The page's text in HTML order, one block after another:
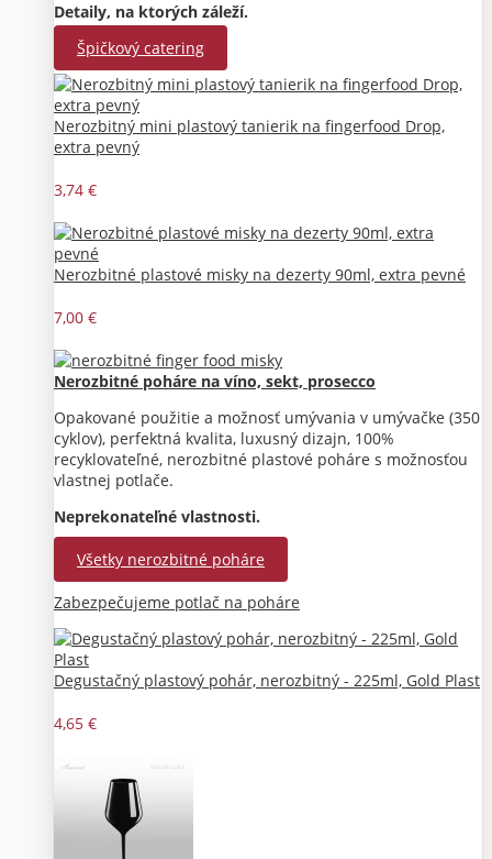
Detaily, na ktorých záleží.
Špičkový catering
Nerozbitný mini plastový tanierik na fingerfood Drop,
extra pevný
3,74 €
Nerozbitné plastové misky na dezerty 90ml, extra pevné
7,00 €
Nerozbitné poháre na víno, sekt, prosecco
Opakované použitie a možnosť umývania v umývačke (350
cyklov), perfektná kvalita, luxusný dizajn, 100%
recyklovateľné, nerozbitné plastové poháre s možnosťou
vlastnej potlače.
Neprekonateľné vlastnosti.
Všetky nerozbitné poháre
Zabezpečujeme potlač na poháre
Degustačný plastový pohár, nerozbitný - 225ml, Gold Plast
4,65 €